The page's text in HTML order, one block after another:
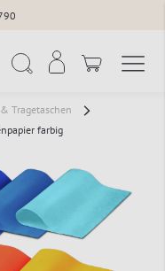
Tragetaschen
farbig